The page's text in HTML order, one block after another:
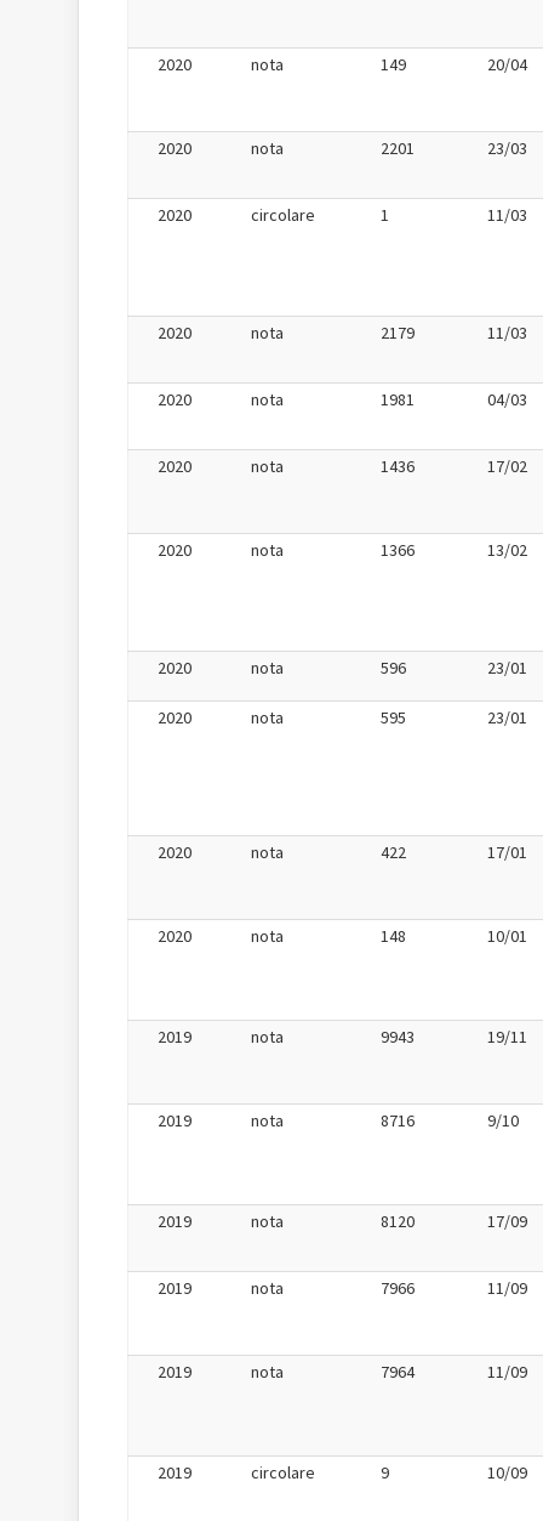
2020 nota 149 20/04
2020 nota 2201 23/03
2020 circolare 1 11/03
2020 nota 2179 11/03
2020 nota 1981 04/03
2020 nota 1436 17/02
2020 nota 1366 13/02
2020 nota 596 23/01
2020 nota 595 23/01
2020 nota 422 17/01
2020 nota 148 10/01
2019 nota 9943 19/11
2019 nota 8716 9/10
2019 nota 8120 17/09
2019 nota 7966 11/09
2019 nota 7964 11/09
2019 circolare 9 10/09